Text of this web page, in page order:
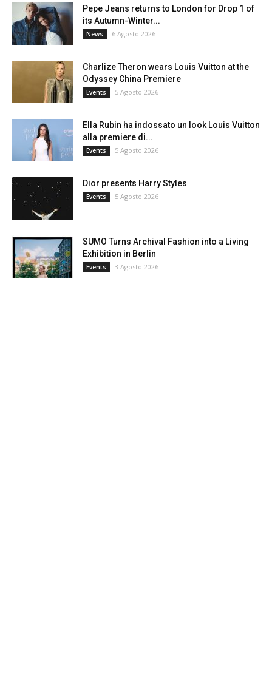
Pepe Jeans returns to London for Drop 1 of
its Autumn-Winter...
News 6 Agosto 2026
Charlize Theron wears Louis Vuitton at the
Odyssey China Premiere
Events 5 Agosto 2026
Ella Rubin ha indossato un look Louis Vuitton
alla premiere di...
Events 5 Agosto 2026
Dior presents Harry Styles
Events 5 Agosto 2026
SUMO Turns Archival Fashion into a Living
Exhibition in Berlin
Events 3 Agosto 2026